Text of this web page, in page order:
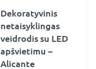
Dekoratyvinis
netaisyklingas
veidrodis su LED
apšvietimu –
Alicante